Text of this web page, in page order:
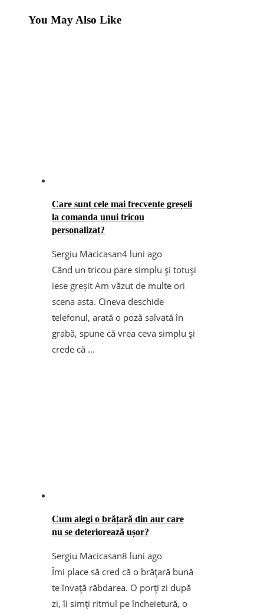
You May Also Like
Care sunt cele mai frecvente greșeli
la comanda unui tricou
personalizat?
Sergiu Macicasan4 luni ago
Când un tricou pare simplu și totuși
iese greșit Am văzut de multe ori
scena asta. Cineva deschide
telefonul, arată o poză salvată în
grabă, spune că vrea ceva simplu și
crede că ...
Cum alegi o brățară din aur care
nu se deteriorează ușor?
Sergiu Macicasan8 luni ago
Îmi place să cred că o brățară bună
te învață răbdarea. O porți zi după
zi, îi simți ritmul pe încheietură, o